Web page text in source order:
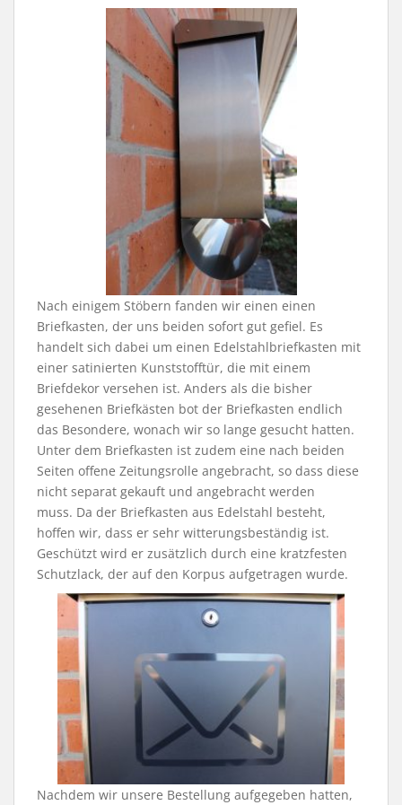
Nach einigem Stöbern fanden wir einen einen
Briefkasten, der uns beiden sofort gut gefiel. Es
handelt sich dabei um einen Edelstahlbriefkasten mit
einer satinierten Kunststofftür, die mit einem
Briefdekor versehen ist. Anders als die bisher
gesehenen Briefkästen bot der Briefkasten endlich
das Besondere, wonach wir so lange gesucht hatten.
Unter dem Briefkasten ist zudem eine nach beiden
Seiten offene Zeitungsrolle angebracht, so dass diese
nicht separat gekauft und angebracht werden
muss. Da der Briefkasten aus Edelstahl besteht,
hoffen wir, dass er sehr witterungsbeständig ist.
Geschützt wird er zusätzlich durch eine kratzfesten
Schutzlack, der auf den Korpus aufgetragen wurde.
Nachdem wir unsere Bestellung aufgegeben hatten,